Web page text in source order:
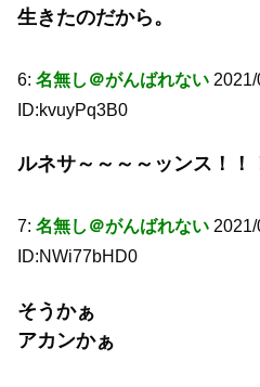
生きたのだから。
6: 名無し＠がんばれない
ID:kvuyPq3B0
ルネサ～～～～ッンス！！
7: 名無し＠がんばれない
ID:NWi77bHD0
そうかぁ
アカンかぁ